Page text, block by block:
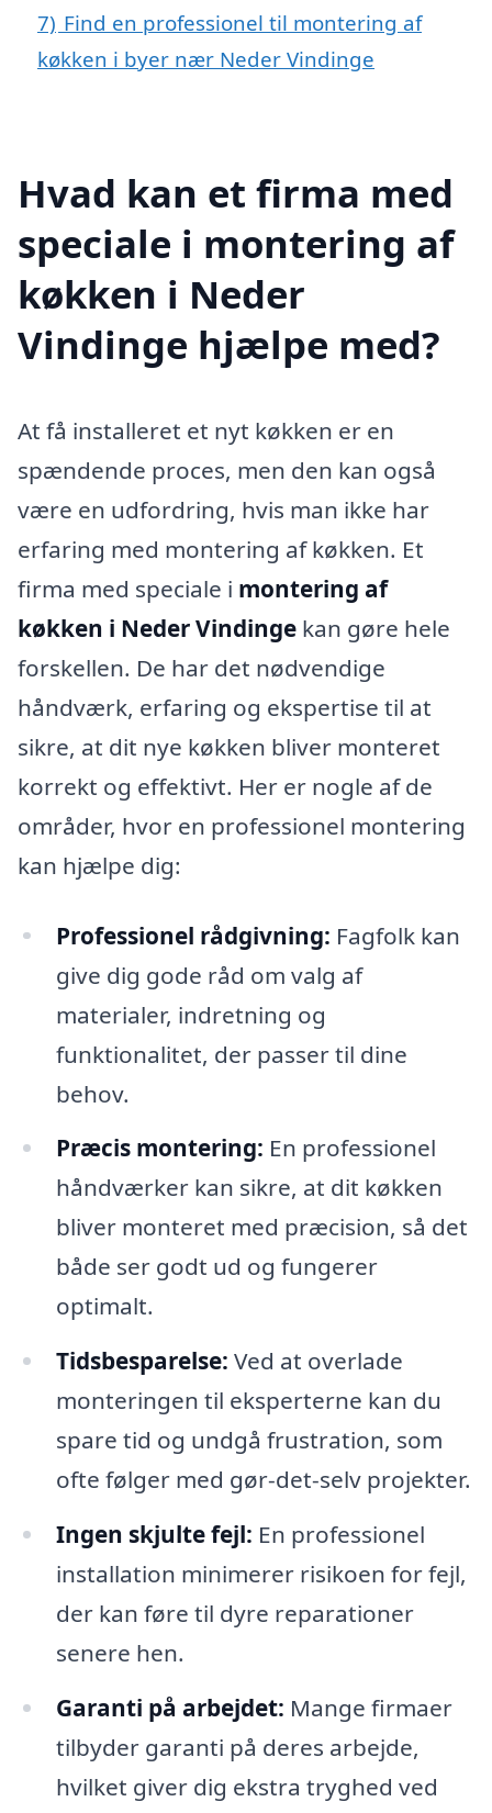
7) Find en professionel til montering af
køkken i byer nær Neder Vindinge
Hvad kan et firma med
speciale i montering af
køkken i Neder
Vindinge hjælpe med?
At få installeret et nyt køkken er en
spændende proces, men den kan også
være en udfordring, hvis man ikke har
erfaring med montering af køkken. Et
firma med speciale i montering af
køkken i Neder Vindinge kan gøre hele
forskellen. De har det nødvendige
håndværk, erfaring og ekspertise til at
sikre, at dit nye køkken bliver monteret
korrekt og effektivt. Her er nogle af de
områder, hvor en professionel montering
kan hjælpe dig:
Professionel rådgivning: Fagfolk kan
give dig gode råd om valg af
materialer, indretning og
funktionalitet, der passer til dine
behov.
Præcis montering: En professionel
håndværker kan sikre, at dit køkken
bliver monteret med præcision, så det
både ser godt ud og fungerer
optimalt.
Tidsbesparelse: Ved at overlade
monteringen til eksperterne kan du
spare tid og undgå frustration, som
ofte følger med gør-det-selv projekter.
Ingen skjulte fejl: En professionel
installation minimerer risikoen for fejl,
der kan føre til dyre reparationer
senere hen.
Garanti på arbejdet: Mange firmaer
tilbyder garanti på deres arbejde,
hvilket giver dig ekstra tryghed ved